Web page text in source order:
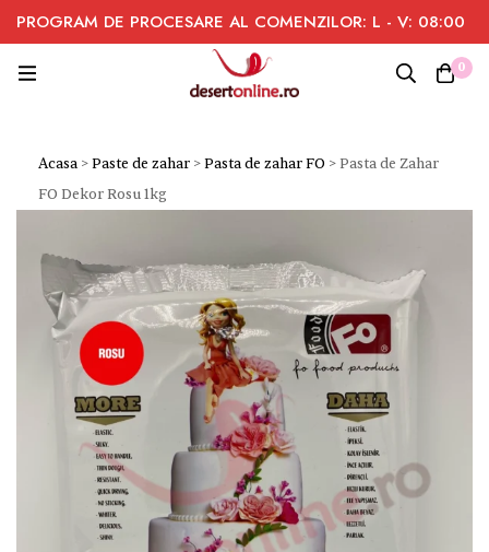
PROGRAM DE PROCESARE AL COMENZILOR: L - V: 08:00
- 16:00
0
Acasa >Paste de zahar >Pasta de zahar FO > Pasta de Zahar
FO Dekor Rosu 1kg